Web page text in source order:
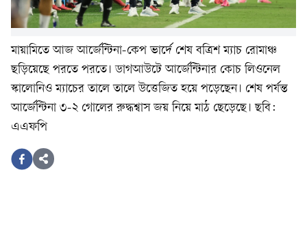
মায়ামিতে আজ আর্জেন্টিনা-কেপ ভার্দে শেষ বত্রিশ ম্যাচ রোমাঞ্চ
ছড়িয়েছে পরতে পরতে। ডাগআউটে আর্জেন্টিনার কোচ লিওনেল
স্কালোনিও ম্যাচের তালে তালে উত্তেজিত হয়ে পড়েছেন। শেষ পর্যন্ত
আর্জেন্টিনা ৩-২ গোলের রুদ্ধশ্বাস জয় নিয়ে মাঠ ছেড়েছে। ছবি:
এএফপি